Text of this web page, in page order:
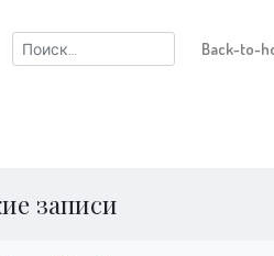
Найти: Back-to-
записи